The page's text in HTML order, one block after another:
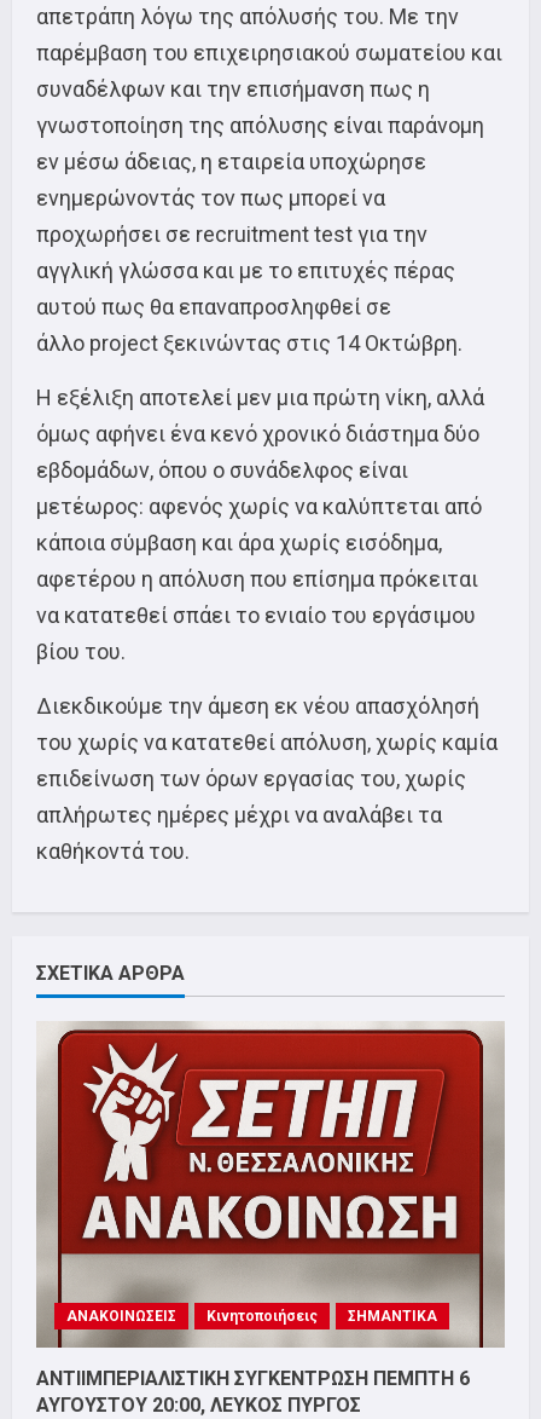
απετράπη λόγω της απόλυσής του. Με την
παρέμβαση του επιχειρησιακού σωματείου και
συναδέλφων και την επισήμανση πως η
γνωστοποίηση της απόλυσης είναι παράνομη
εν μέσω άδειας, η εταιρεία υποχώρησε
ενημερώνοντάς τον πως μπορεί να
προχωρήσει σε recruitment test για την
αγγλική γλώσσα και με το επιτυχές πέρας
αυτού πως θα επαναπροσληφθεί σε
άλλο project ξεκινώντας στις 14 Οκτώβρη.
Η εξέλιξη αποτελεί μεν μια πρώτη νίκη, αλλά
όμως αφήνει ένα κενό χρονικό διάστημα δύο
εβδομάδων, όπου ο συνάδελφος είναι
μετέωρος: αφενός χωρίς να καλύπτεται από
κάποια σύμβαση και άρα χωρίς εισόδημα,
αφετέρου η απόλυση που επίσημα πρόκειται
να κατατεθεί σπάει το ενιαίο του εργάσιμου
βίου του.
Διεκδικούμε την άμεση εκ νέου απασχόλησή
του χωρίς να κατατεθεί απόλυση, χωρίς καμία
επιδείνωση των όρων εργασίας του, χωρίς
απλήρωτες ημέρες μέχρι να αναλάβει τα
καθήκοντά του.
ΣΧΕΤΙΚΑ ΑΡΘΡΑ
ΑΝΑΚΟΙΝΩΣΕΙΣ Κινητοποιήσεις ΣΗΜΑΝΤΙΚΑ
ΑΝΤΙΙΜΠΕΡΙΑΛΙΣΤΙΚΗ ΣΥΓΚΕΝΤΡΩΣΗ ΠΕΜΠΤΗ 6
ΑΥΓΟΥΣΤΟΥ 20:00, ΛΕΥΚΟΣ ΠΥΡΓΟΣ